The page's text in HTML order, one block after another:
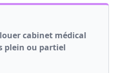
louer cabinet médical
plein ou partiel